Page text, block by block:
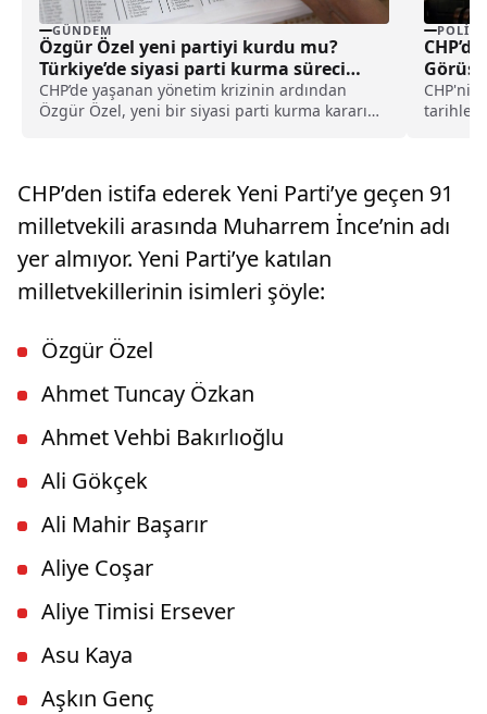
GÜNDEM
Özgür Özel yeni partiyi kurdu mu?
Türkiye’de siyasi parti kurma süreci
nasıl işler?
CHP’de yaşanan yönetim krizinin ardından
Özgür Özel, yeni bir siyasi parti kurma kararını
siyasi bir parti kurma süreci hakkındaki
araştırmaları artırdı.
CHP'nin
tarihleri
CHP’den istifa ederek Yeni Parti’ye geçen 91
milletvekili arasında Muharrem İnce’nin adı
yer almıyor. Yeni Parti’ye katılan
milletvekillerinin isimleri şöyle:
Özgür Özel
Ahmet Tuncay Özkan
Ahmet Vehbi Bakırlıoğlu
Ali Gökçek
Ali Mahir Başarır
Aliye Coşar
Aliye Timisi Ersever
Asu Kaya
Aşkın Genç